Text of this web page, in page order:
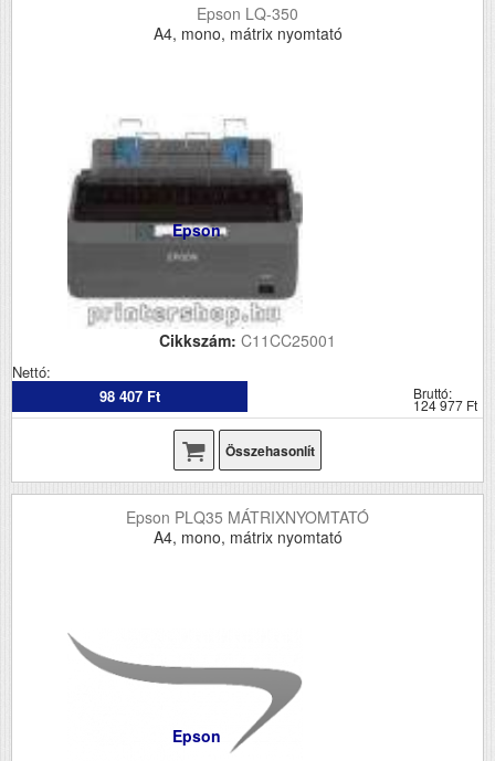
Epson LQ-350
A4, mono, mátrix nyomtató
Epson
Cikkszám: C11CC25001
Nettó:
98 407 Ft
Bruttó:
124 977 Ft
Összehasonlít
Epson PLQ35 MÁTRIXNYOMTATÓ
A4, mono, mátrix nyomtató
Epson